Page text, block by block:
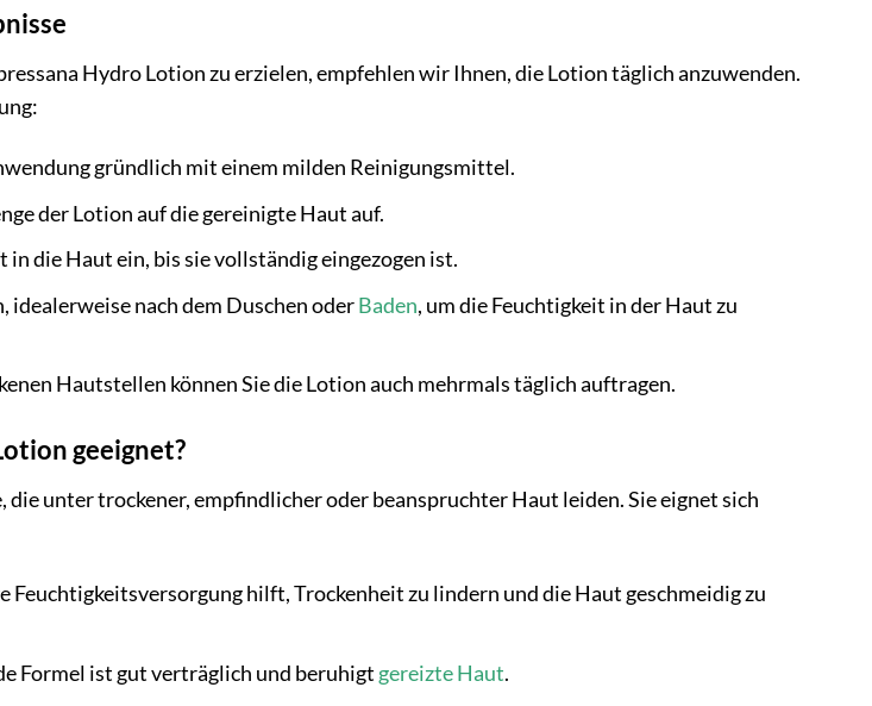
Hydro Lotion zu erzielen, empfehlen wir Ihnen, die Lotion täglich anzuwenden.
gründlich mit einem milden Reinigungsmittel.
der Lotion auf die gereinigte Haut auf.
in die Haut ein, bis sie vollständig eingezogen ist.
idealerweise nach dem Duschen oderBaden, um die Feuchtigkeit in der Haut zu
Hautstellen können Sie die Lotion auch mehrmals täglich auftragen.
geeignet?
unter trockener, empfindlicher oder beanspruchter Haut leiden. Sie eignet sich
Feuchtigkeitsversorgung hilft, Trockenheit zu lindern und die Haut geschmeidig zu
Formel ist gut verträglich und beruhigt gereizte Haut.